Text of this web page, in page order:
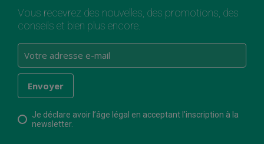
Vous recevrez des nouvelles, des promotions, des
conseils et bien plus encore.
Je déclare avoir l’âge légal en acceptant l’inscription à la
newsletter.